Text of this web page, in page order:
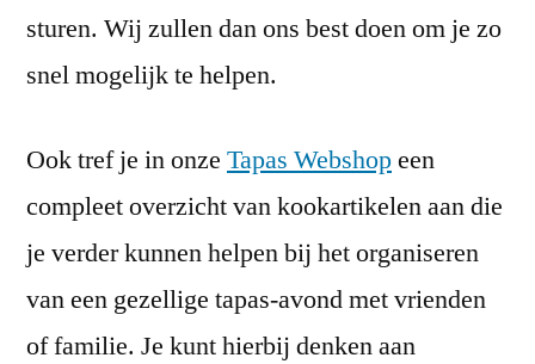
sturen. Wij zullen dan ons best doen om je zo
snel mogelijk te helpen.
Ook tref je in onze Tapas Webshopeen
compleet overzicht van kookartikelen aan die
je verder kunnen helpen bij het organiseren
van een gezellige tapas-avond met vrienden
of familie. Je kunt hierbij denken aan